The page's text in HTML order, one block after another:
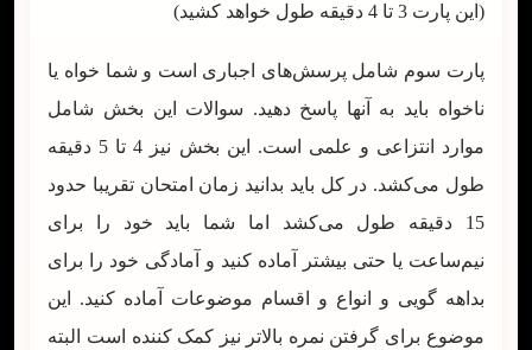
(این پارت 3 تا 4 دقیقه طول خواهد کشید)
پارت سوم شامل پرسش‌های اجباری است و شما خواه یا
ناخواه باید به آنها پاسخ دهید. سوالات این بخش شامل
موارد انتزاعی و علمی است. این بخش نیز 4 تا 5 دقیقه
طول می‌کشد. در کل باید بدانید زمان امتحان تقریبا حدود
15 دقیقه طول می‌کشد اما شما باید خود را برای
نیم‌ساعت یا حتی بیشتر آماده کنید و آمادگی خود را برای
بداهه گویی و انواع و اقسام موضوعات آماده کنید. این
موضوع برای گرفتن نمره بالاتر نیز کمک کننده است البته